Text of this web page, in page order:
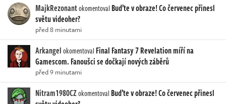
MajkRezonantokomentoval Buďte v obraze! Co červenec přinesl
světu videoher?
před 8 minutami
Arkangelokomentoval Final Fantasy 7 Revelation míří na
Gamescom. Fanoušci se dočkají nových záběrů
před 9 minutami
Nitram1980CZokomentoval Buďte v obraze! Co červenec přinesl